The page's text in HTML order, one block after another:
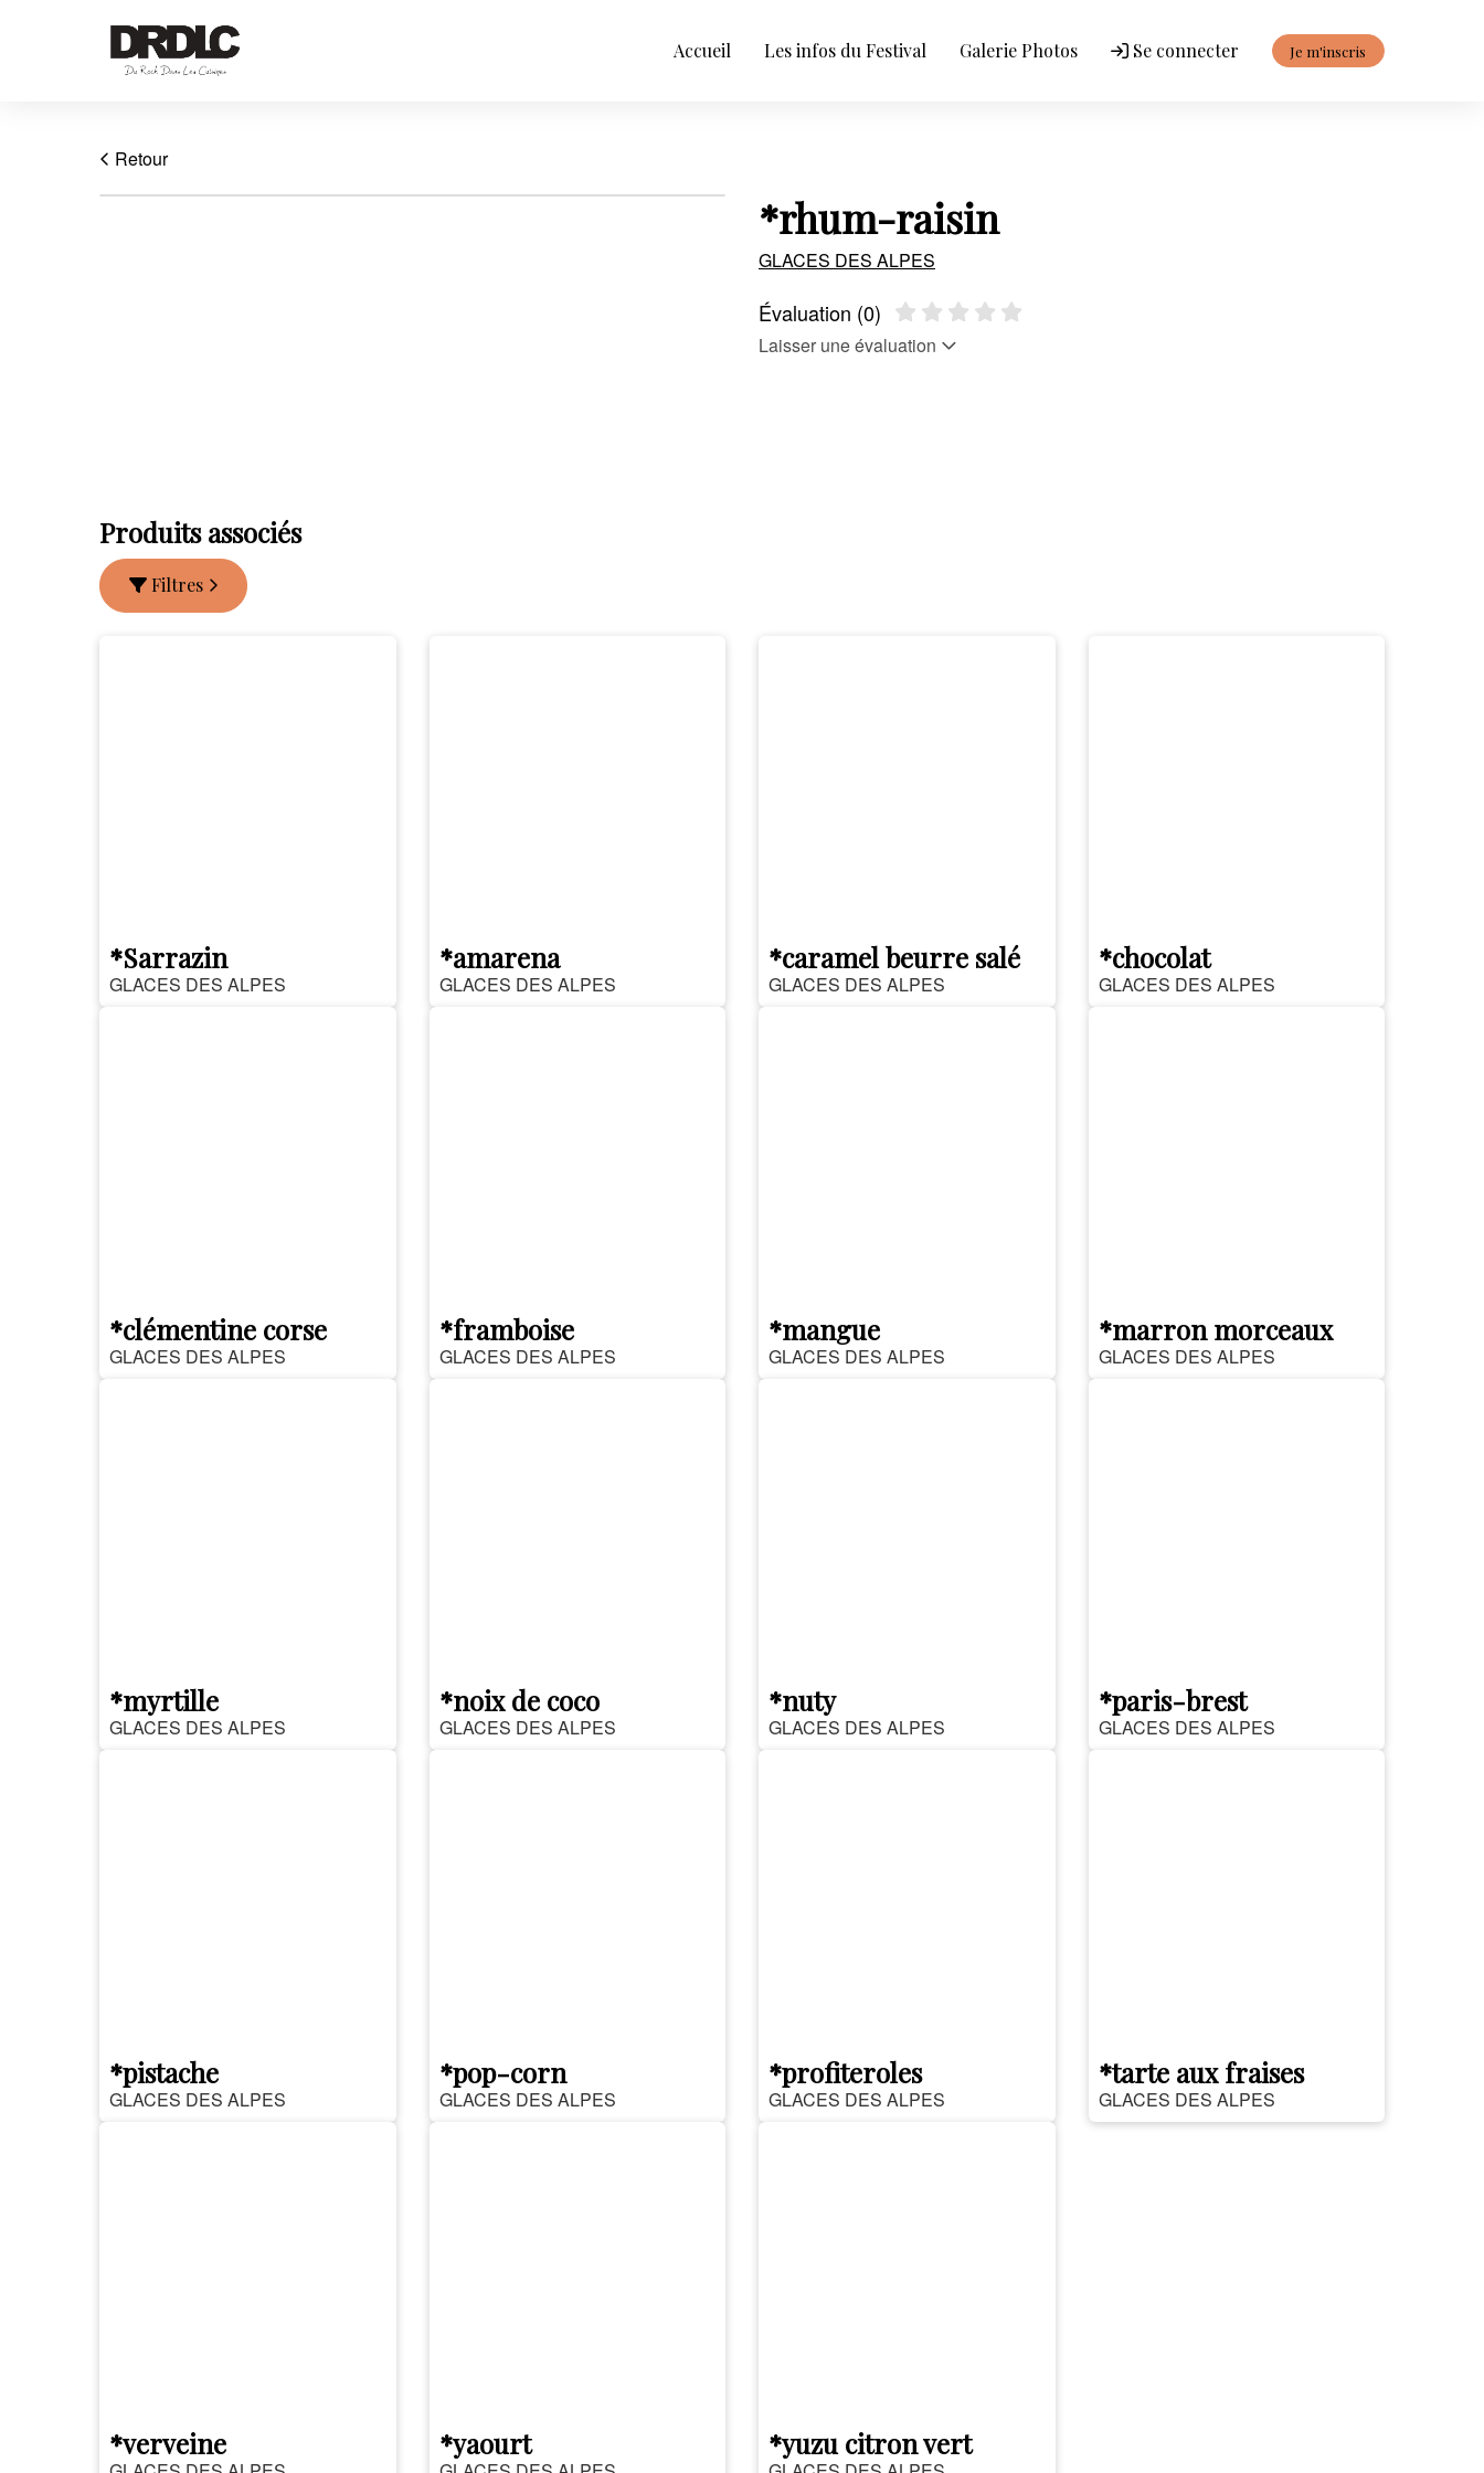
Accueil Les infos du Festival Galerie Photos Se connecter Je m'inscris
Retour
*rhum-raisin
GLACES DES ALPES
Évaluation (0)
Laisser une évaluation
Produits associés
Filtres
*Sarrazin
GLACES DES ALPES
*amarena
GLACES DES ALPES
*caramel beurre salé
GLACES DES ALPES
*chocolat
GLACES DES ALPES
*clémentine corse
GLACES DES ALPES
*framboise
GLACES DES ALPES
*mangue
GLACES DES ALPES
*marron morceaux
GLACES DES ALPES
*myrtille
GLACES DES ALPES
*noix de coco
GLACES DES ALPES
*nuty
GLACES DES ALPES
*paris-brest
GLACES DES ALPES
*pistache
GLACES DES ALPES
*pop-corn
GLACES DES ALPES
*profiteroles
GLACES DES ALPES
*tarte aux fraises
GLACES DES ALPES
*verveine *yaourt *yuzu citron vert